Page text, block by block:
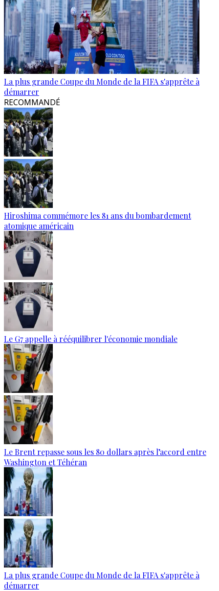
La plus grande Coupe du Monde de la FIFA s'apprête à
démarrer
RECOMMANDÉ
Hiroshima commémore les 81 ans du bombardement
atomique américain
Le G7 appelle à rééquilibrer l'économie mondiale
Le Brent repasse sous les 80 dollars après l’accord entre
Washington et Téhéran
La plus grande Coupe du Monde de la FIFA s'apprête à
démarrer